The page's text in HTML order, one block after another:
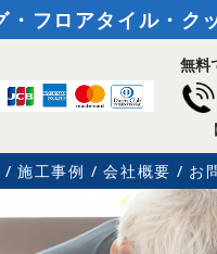
フロアタイル・ク
無料
施工事例 会社概要 お